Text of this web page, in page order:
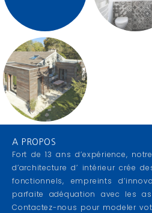
A PROPOS
Fort de 13 ans d’expérience,
d’architecture d’ intérieur crée
fonctionnels, empreints
parfaite adéquation avec les
Contactez-nous pour modeler